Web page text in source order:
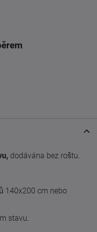
dodávána bez roštu.
140x200 cm nebo
stavu.